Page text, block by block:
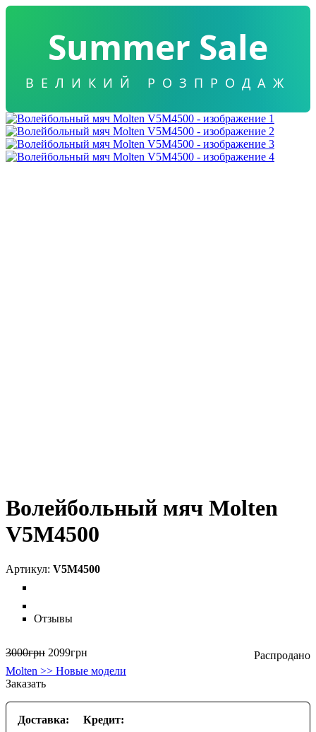
Summer Sale
ВЕЛИКИЙ РОЗПРОДАЖ
Волейбольный мяч Molten
V5M4500
V5M4500
Отзывы
3000грн 2099грн
Molten >> Новые модели
Заказать
Доставка: Кредит: